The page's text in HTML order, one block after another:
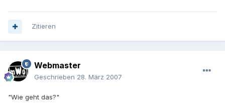
Zitieren
Webmaster
Geschrieben 28. März 2007
"Wie geht das?"